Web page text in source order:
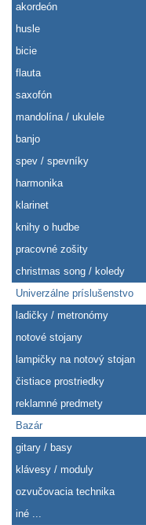
akordeón
husle
bicie
flauta
saxofón
mandolína / ukulele
banjo
spev / spevníky
harmonika
klarinet
knihy o hudbe
pracovné zošity
christmas song / koledy
Univerzálne príslušenstvo
ladičky / metronómy
notové stojany
lampičky na notový stojan
čistiace prostriedky
reklamné predmety
Bazár
gitary / basy
klávesy / moduly
ozvučovacia technika
iné ...